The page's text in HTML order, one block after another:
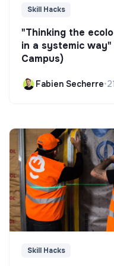
Skill Hacks
"Thinking the
in a systemic
Campus)
Fabien Secherre•
Skill Hacks